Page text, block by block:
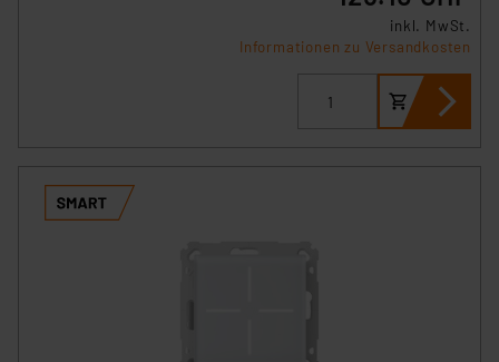
inkl. MwSt.
Informationen zu Versandkosten